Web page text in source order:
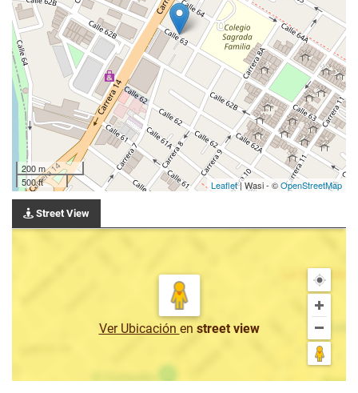
200 m
500 ft
Leaflet| Wasi - ©OpenStreetMap
Street View
Ver Ubicación en street view